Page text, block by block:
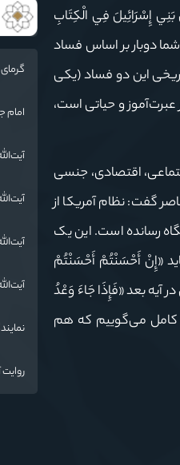
«وَقَضَيْنَا إِلَى بَنِي إِسْرَائِيلَ فِي الْكِتَابِ
دوبار بر اساس فساد
این دو فساد (یکی
عبرت‌آموز و حیاتی است،
اقتصادی، جنسی
گفت: نظام آمریکا از
رسانده است. این یک
«إِنْ أَحْسَنْتُمْ أَحْسَنْتُمْ
آیه بعد «فَإِذَا جَاءَ وَعْدُ
کامل می‌گوییم که هم
امام
تهمت
تا
به
کردند